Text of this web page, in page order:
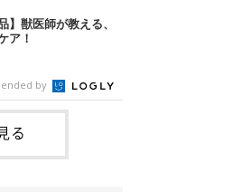
に愛犬の活動量が減る
もいるようです。理由
あります。今回は、犬
や見極め方などについ
医師相談室の岡本りさ
犬が急に走り回るのは
のきもち投稿写真ギャ
回る行動は、必ずしも
と考えられています。
何度もチラチラ見られ
ることがあるの？」
るかな」と不安になる
ません。愛犬が歩きな
り返るしぐさには、ど
いるのでしょうか。今
飼い主さんを確認する
インの見極めかた、対
ついて、いぬのきもち
太朗先生に伺いまし
】獣医師が教える、
ア！
by
る